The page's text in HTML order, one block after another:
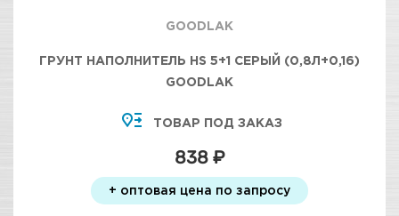
GOODLAK
ГРУНТ НАПОЛНИТЕЛЬ HS 5+1 СЕРЫЙ (0,8Л+0,16)
GOODLAK
ТОВАР ПОД ЗАКАЗ
838 ₽
+ оптовая цена по запросу